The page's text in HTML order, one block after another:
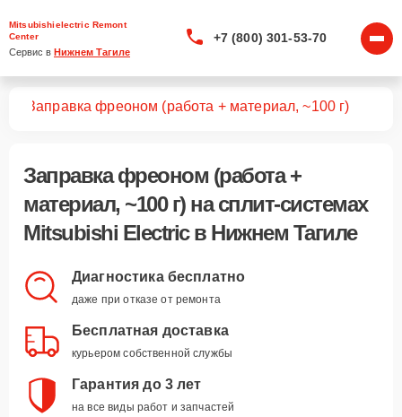
Mitsubishielectric Remont
Center
Сервис в Нижнем Тагиле
+7 (800) 301-53-70
Заправка фреоном (работа + материал, ~100 г)
Заправка фреоном (работа +
материал, ~100 г)на сплит-системах
Mitsubishi Electric в Нижнем Тагиле
Диагностика бесплатно
даже при отказе от ремонта
Бесплатная доставка
курьером собственной службы
Гарантия до 3 лет
на все виды работ и запчастей